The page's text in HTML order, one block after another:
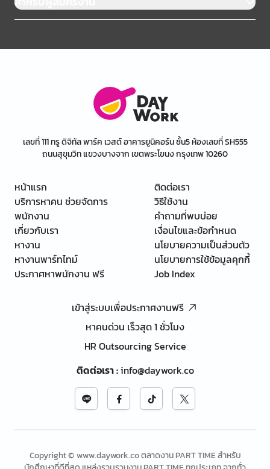
เลขที่ 111 ทรู ดิจิทัล พาร์ค เวสต์ อาคารยูนิคอร์น ชั้น5 ห้องเลขที่ SH555
ถนนสุขุมวิท แขวงบางจาก เขตพระโขนง กรุงเทพ 10260
หน้าแรก
บริการหาคน ช่วยจัดการ
พนักงาน
เกี่ยวกับเรา
หางาน
หางานพาร์ทไทม์
ประกาศหาพนักงาน ฟรี
ติดต่อเรา
วิธีใช้งาน
คำถามที่พบบ่อย
เงื่อนไขและข้อกำหนด
นโยบายความเป็นส่วนตัว
นโยบายการใช้ข้อมูลคุกกี้
Job Index
เข้าสู่ระบบเพื่อประกาศงานฟรี
หาคนด่วน เร็วสุด 1 ชั่วโมง
HR Outsourcing Service
ติดต่อเรา:info@daywork.co
Copyright © www.daywork.co ตลาดงาน PART TIME สำหรับ